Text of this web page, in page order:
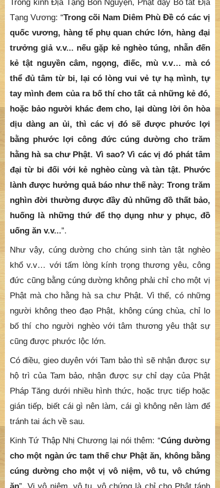
trưởng giả v.v... nếu gặp kẻ nghèo túng, nhẫn đến
kẻ tật nguyền câm, ngọng, điếc, mù v.v… mà có
thể đủ tâm từ bi, lại có lòng vui vẻ tự hạ mình, tự
tay mình đem của ra bố thí cho tất cả những kẻ đó,
hoặc bảo người khác đem cho, lại dùng lời ôn hòa
dịu dàng an ủi, thì các vị đó sẽ được phước lợi
bằng phước lợi công đức cúng dường cho trăm
hằng hà sa chư Phật. Vì sao? Vì các vị đó phát tâm
đại từ bi đối với kẻ nghèo cùng và tàn tật. Phước
lành được hưởng quả báo như thế này: Trong trăm
nghìn đời thường được đầy đủ những đồ thất bảo,
huống là những thứ để thọ dụng như y phục, đồ
uống ăn v.v...
Như vậy, cúng dường cho chúng sinh tàn tật nghèo
khổ v.v… với tấm lòng kính trọng thương yêu, công
Phật mà cho hằng hà sa chư Phật. Vì thế, có những
người không theo đạo Phật, không cúng chùa, chỉ lo
bố thí cho người nghèo với tâm thương yêu thật sự
cũng được phước lộc lớn.
Có điều, gieo duyên với Tam bảo thì sẽ nhận được sự
hộ trì của Tam bảo, nhận được sự chỉ dạy của Phật
gián tiếp, biết cái gì nên làm, cái gì không nên làm để
Kinh Tứ Thập Nhị Chương lại nói thêm: “Cúng dường
cho một ngàn ức tam thế chư Phật ăn, không bằng
”. Vị vô niệm, vô tu, vô chứng là chỉ cho Phật tánh
trong mỗi chúng sinh, là cái tánh mà Phật và chúng
sinh đồng có. Cúng dường cho vị tam vô đó là tự ta